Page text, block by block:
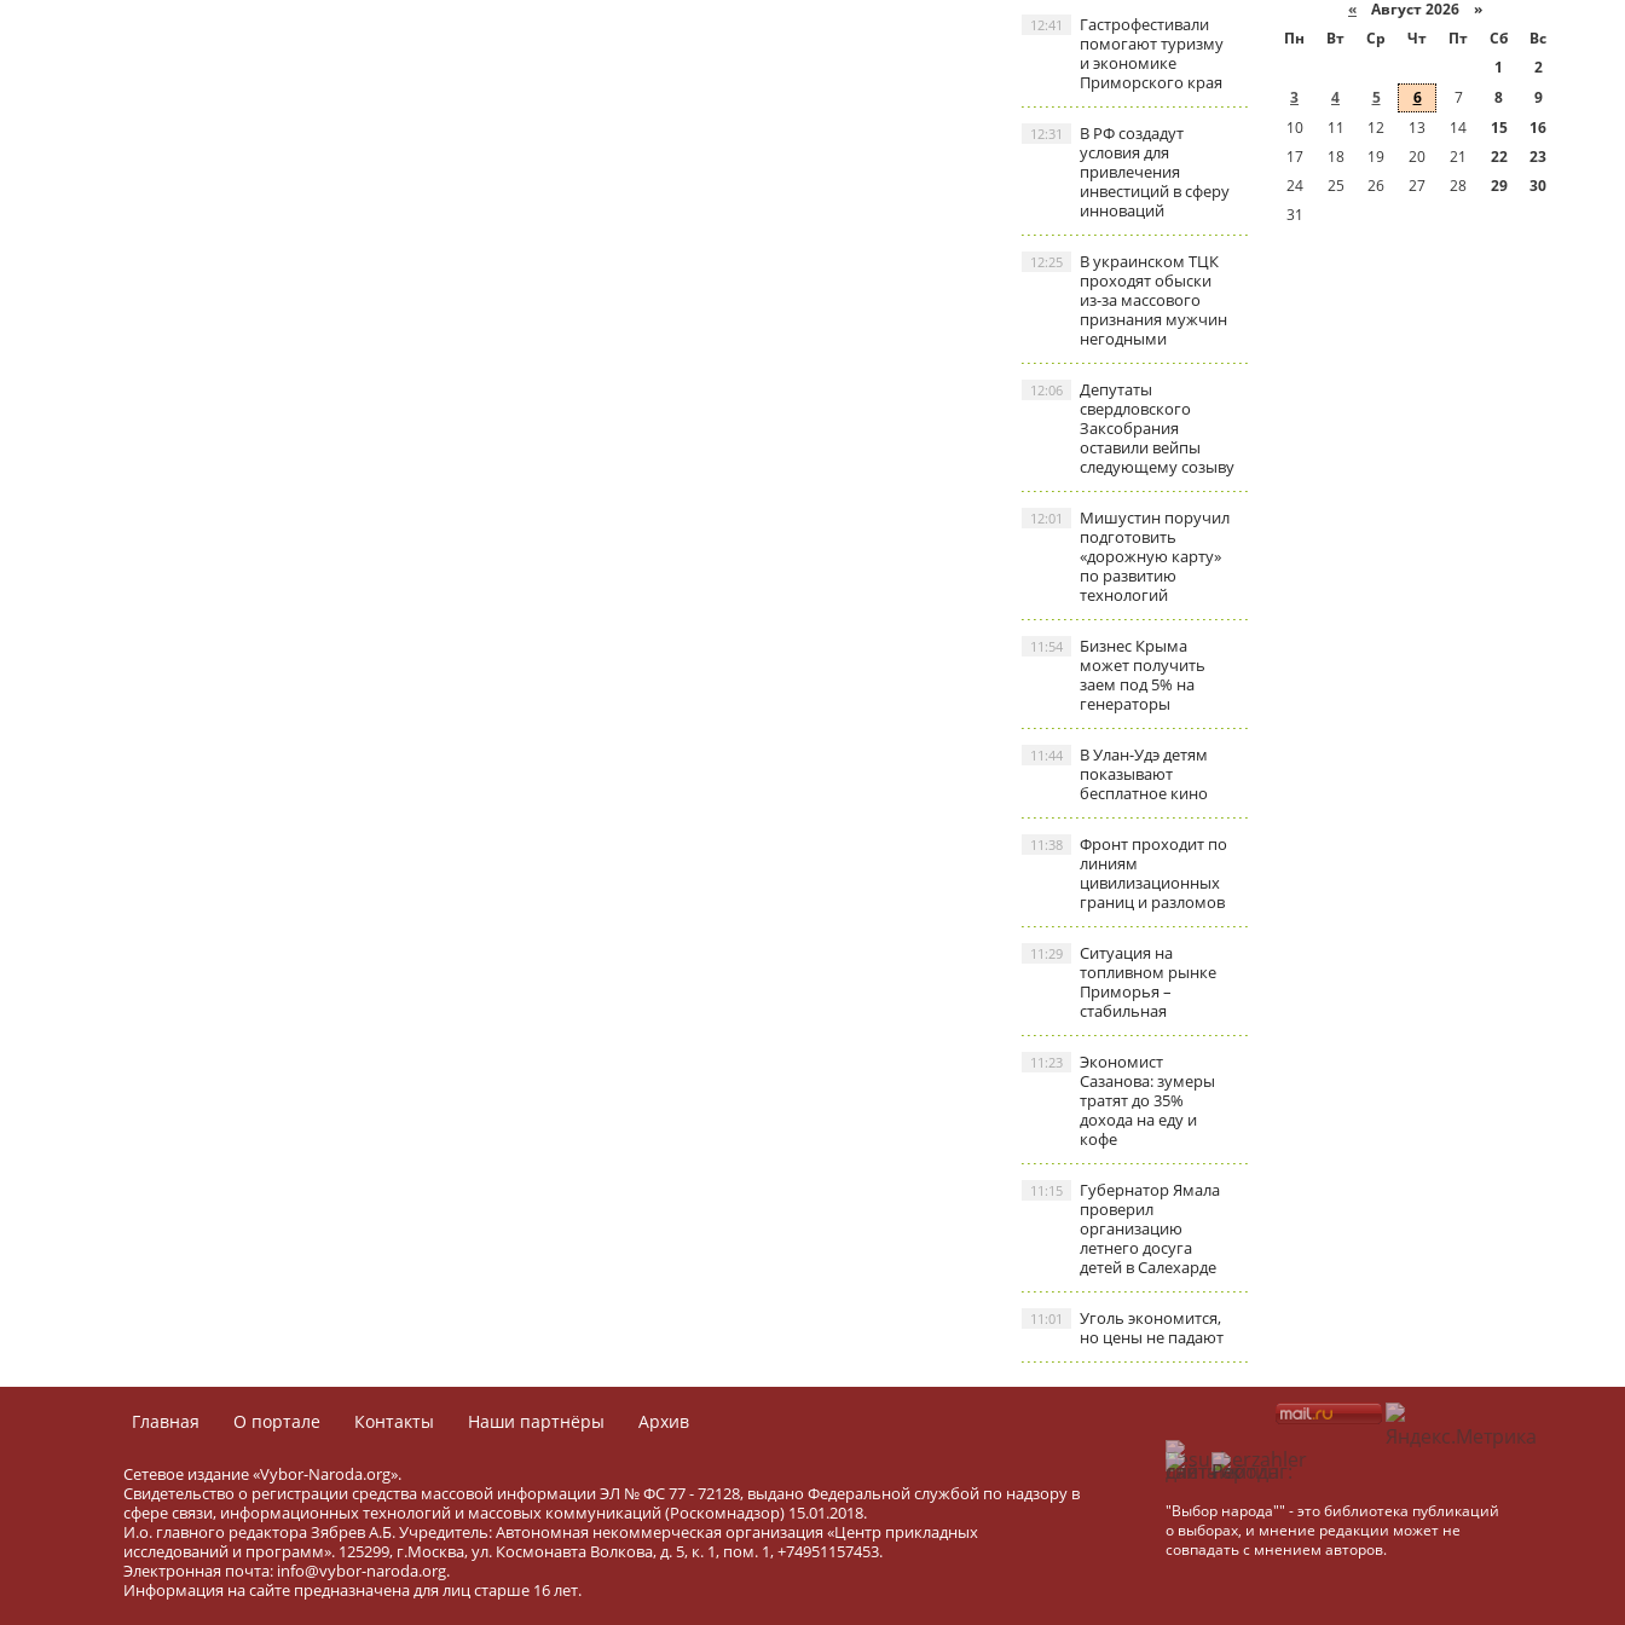
Гастрофестивали
помогают туризму
и экономике
Приморского края
12:41
В РФ создадут
условия для
привлечения
инвестиций в сферу
инноваций
12:31
В украинском ТЦК
проходят обыски
из-за массового
признания мужчин
негодными
12:25
Депутаты
свердловского
Заксобрания
оставили вейпы
следующему созыву
12:06
Мишустин поручил
подготовить
«дорожную карту»
по развитию
технологий
12:01
Бизнес Крыма
может получить
заем под 5% на
генераторы
11:54
В Улан-Удэ детям
показывают
бесплатное кино
11:44
Фронт проходит по
линиям
цивилизационных
границ и разломов
11:38
Ситуация на
топливном рынке
Приморья –
стабильная
11:29
Экономист
Сазанова: зумеры
тратят до 35%
дохода на еду и
кофе
11:23
Губернатор Ямала
проверил
организацию
летнего досуга
детей в Салехарде
11:15
Уголь экономится,
но цены не падают
11:01
« Август 2026 »
Пн
Вт Ср Чт Пт Сб
Вс
1
2
3
4 5 6 7 8
9
10
11 12 13 14 15
16
17
18 19 20 21 22
23
24
25 26 27 28 29
30
31
Главная О портале Контакты Наши партнёры Архив
Сетевое издание «Vybor-Naroda.org».
Свидетельство о регистрации средства массовой информации ЭЛ № ФС 77 - 72128, выдано Федеральной службой по надзору в
сфере связи, информационных технологий и массовых коммуникаций (Роскомнадзор) 15.01.2018.
И.о. главного редактора Зябрев А.Б. Учредитель: Автономная некоммерческая организация «Центр прикладных
исследований и программ». 125299, г.Москва, ул. Космонавта Волкова, д. 5, к. 1, пом. 1, +74951157453.
Электронная почта: info@vybor-naroda.org.
Информация на сайте предназначена для лиц старше 16 лет.
"Выбор народа"" - это библиотека публикаций
о выборах, и мнение редакции может не
совпадать с мнением авторов.